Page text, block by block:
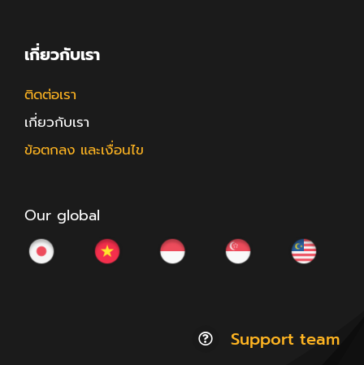
เกี่ยวกับเรา
ติดต่อเรา
เกี่ยวกับเรา
ข้อตกลง และเงื่อนไข
Our global
Support team